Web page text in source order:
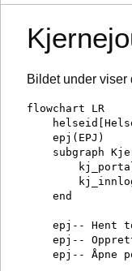
Bildet under
flowchart LR
    epj(EPJ)
subgraph
    end
epj-- Hent
epj--